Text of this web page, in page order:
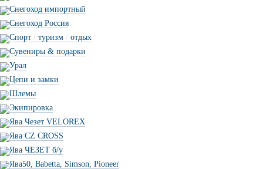
Снегоход импортный
Снегоход Россия
Спорт / туризм / отдых
Сувениры & подарки
Урал
Цепи и замки
Шлемы
Экипировка
Ява Чезет VELOREX
Ява CZ CROSS
Ява ЧЕЗЕТ б/у
Ява50, Babetta, Simson, Pioneer